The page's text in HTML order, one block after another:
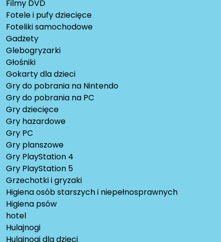
Filmy DVD
Fotele i pufy dziecięce
Foteliki samochodowe
Gadżety
Glebogryzarki
Głośniki
Gokarty dla dzieci
Gry do pobrania na Nintendo
Gry do pobrania na PC
Gry dziecięce
Gry hazardowe
Gry PC
Gry planszowe
Gry PlayStation 4
Gry PlayStation 5
Grzechotki i gryzaki
Higiena osób starszych i niepełnosprawnych
Higiena psów
hotel
Hulajnogi
Hulajnogi dla dzieci